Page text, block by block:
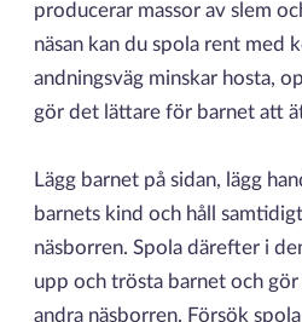
producerar massor av slem
näsan kan du spola rent med
andningsväg minskar hosta,
gör det lättare för barnet att
Lägg barnet på sidan, lägg
barnets kind och håll
näsborren. Spola därefter i
upp och trösta barnet och gör
andra näsborren. Försök